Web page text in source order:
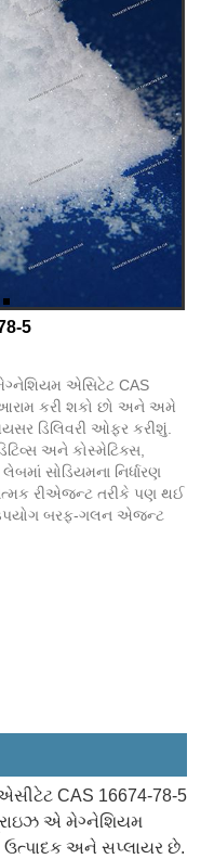
5
એસિટેટ CAS
આરામ કરી શકો છો અને અમે
ડિલિવરી ઓફર કરીશું.
અને કોસ્મેટિક્સ,
સોડિયમના નિર્ધારણ
રીએજન્ટ તરીકે પણ થઈ
બરફ-ગલન એજન્ટ
CAS 16674-78-5
એ ​​મેગ્નેશિયમ
ઉત્પાદક અને સપ્લાયર છે.